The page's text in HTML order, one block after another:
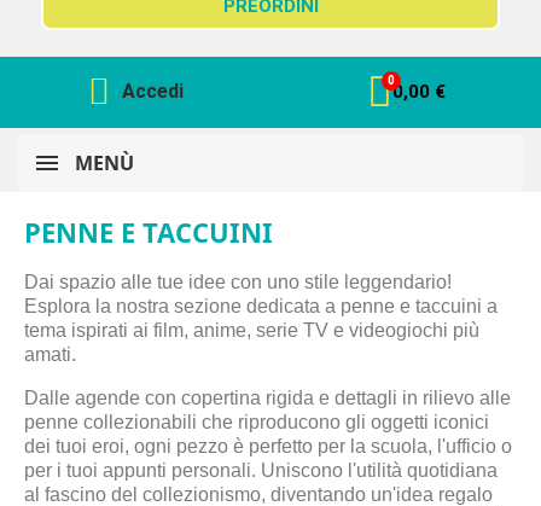
PREORDINI
Accedi 0,00 €
MENÙ
PENNE E TACCUINI
Dai spazio alle tue idee con uno stile leggendario!
Esplora la nostra sezione dedicata a penne e taccuini a
tema ispirati ai film, anime, serie TV e videogiochi più
amati.
Dalle agende con copertina rigida e dettagli in rilievo alle
penne collezionabili che riproducono gli oggetti iconici
dei tuoi eroi, ogni pezzo è perfetto per la scuola, l'ufficio o
per i tuoi appunti personali. Uniscono l'utilità quotidiana
al fascino del collezionismo, diventando un'idea regalo